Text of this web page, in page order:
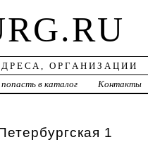
ОРГАНИЗАЦИИ
в каталог Контакты
1